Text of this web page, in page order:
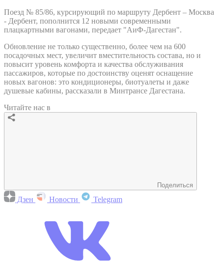
Поезд № 85/86, курсирующий по маршруту Дербент – Москва
- Дербент, пополнится 12 новыми современными
плацкартными вагонами, передает "АиФ-Дагестан".
Обновление не только существенно, более чем на 600
посадочных мест, увеличит вместительность состава, но и
повысит уровень комфорта и качества обслуживания
пассажиров, которые по достоинству оценят оснащение
новых вагонов: это кондиционеры, биотуалеты и даже
душевые кабины, рассказали в Минтрансе Дагестана.
Читайте нас в
Поделиться
Дзен Новости Telegram